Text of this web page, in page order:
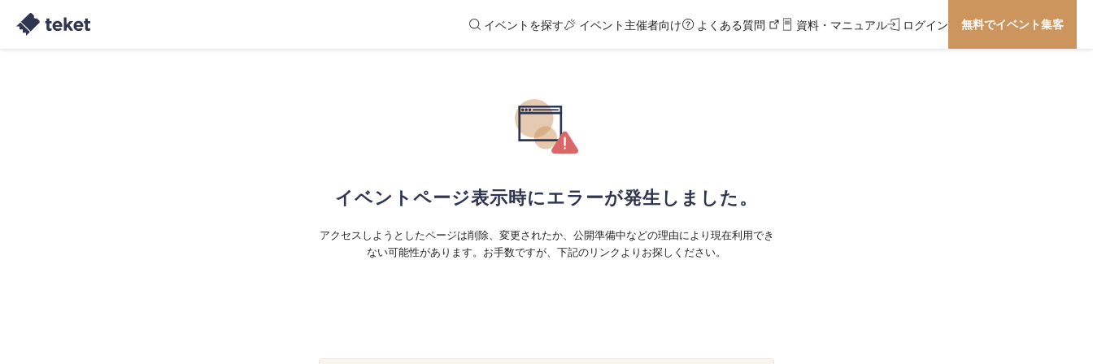
イベントを探す イベント主催者向け よくある質問 資料・マニュアル ログイン 無料でイベント集客
イベントページ表示時にエラーが発生しました。
アクセスしようとしたページは削除、変更されたか、公開準備中などの理由により現在利用でき
ない可能性があります。お手数ですが、下記のリンクよりお探しください。